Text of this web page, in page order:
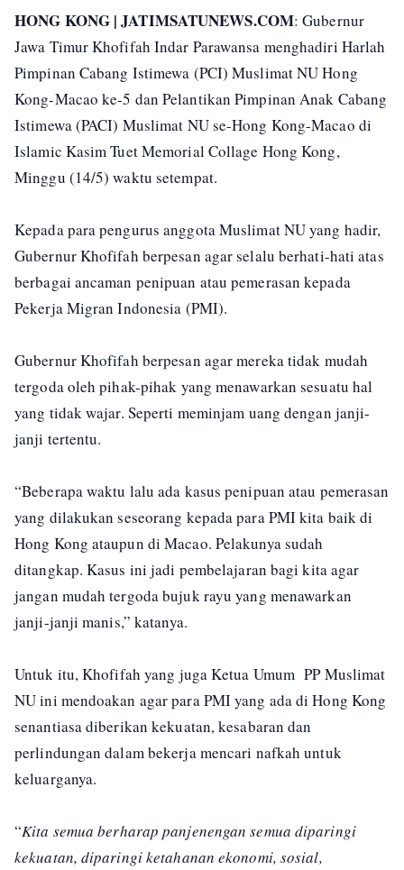
HONG KONG | JATIMSATUNEWS.COM: Gubernur
Jawa Timur Khofifah Indar Parawansa menghadiri Harlah
Pimpinan Cabang Istimewa (PCI) Muslimat NU Hong
Kong-Macao ke-5 dan Pelantikan Pimpinan Anak Cabang
Istimewa (PACI) Muslimat NU se-Hong Kong-Macao di
Islamic Kasim Tuet Memorial Collage Hong Kong,
Minggu (14/5) waktu setempat.
Kepada para pengurus anggota Muslimat NU yang hadir,
Gubernur Khofifah berpesan agar selalu berhati-hati atas
berbagai ancaman penipuan atau pemerasan kepada
Pekerja Migran Indonesia (PMI).
Gubernur Khofifah berpesan agar mereka tidak mudah
tergoda oleh pihak-pihak yang menawarkan sesuatu hal
yang tidak wajar. Seperti meminjam uang dengan janji-
janji tertentu.
“Beberapa waktu lalu ada kasus penipuan atau pemerasan
yang dilakukan seseorang kepada para PMI kita baik di
Hong Kong ataupun di Macao. Pelakunya sudah
ditangkap. Kasus ini jadi pembelajaran bagi kita agar
jangan mudah tergoda bujuk rayu yang menawarkan
janji-janji manis,” katanya.
Untuk itu, Khofifah yang juga Ketua Umum PP Muslimat
NU ini mendoakan agar para PMI yang ada di Hong Kong
senantiasa diberikan kekuatan, kesabaran dan
perlindungan dalam bekerja mencari nafkah untuk
keluarganya.
“Kita semua berharap panjenengan semua diparingi
kekuatan, diparingi ketahanan ekonomi, sosial,